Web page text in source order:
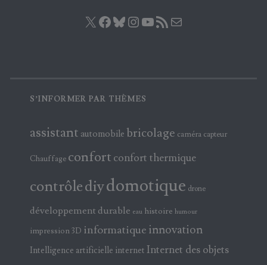
X Facebook
Bluesky
Instagram
YouTube
Flux RSS
S’INFORMER PAR THÈMES
assistant automobile bricolage caméra capteur
Chauffage confort confort thermique
contrôlediydomotique drone
développement durable eau histoire humour
impression 3D informatique innovation
Intelligence artificielle internet Internet des objets